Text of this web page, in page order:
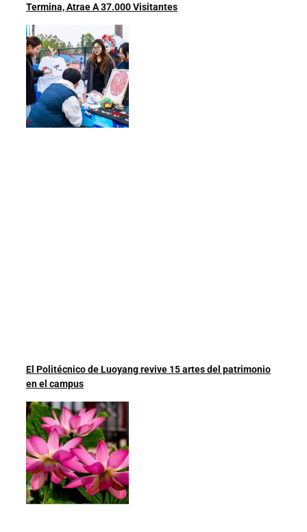
Termina, Atrae A 37.000 Visitantes
El Politécnico de Luoyang revive 15 artes del patrimonio
en el campus